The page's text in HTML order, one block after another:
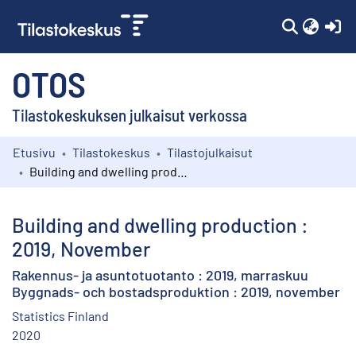
OTOS
Tilastokeskuksen julkaisut verkossa
Kokoelmat
Etusivu Tilastokeskus
Tilastojulkaisut
Building and dwelling production :
2019, November
Rakennus- ja asuntotuotanto : 2019, marraskuu
Byggnads- och bostadsproduktion : 2019, november
Statistics Finland
2020